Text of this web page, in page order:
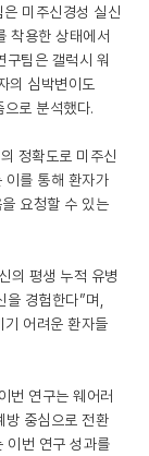
미주신경성 실신
착용한 상태에서
팀은 갤럭시 워
의 심박변이도
로 분석했다.
정확도로 미주신
이를 통해 환자가
요청할 수 있는
의 평생 누적 유병
경험한다”며,
기 어려운 환자들
번 연구는 웨어러
방 중심으로 전환
이번 연구 성과를